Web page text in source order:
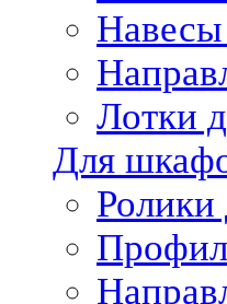
Лотки
Для